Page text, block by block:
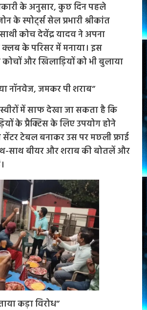
के अनुसार, कुछ दिन पहले
के स्पोर्ट्स सेल प्रभारी श्रीकांत
कोच देवेंद्र यादव ने अपना
क्लब के परिसर में मनाया। इस
और खिलाड़ियों को भी बुलाया
नॉनवेज, जमकर पी शराब”
में साफ देखा जा सकता है कि
के प्रैक्टिस के लिए उपयोग होने
टेबल बनाकर उस पर मछली फ्राई
साथ बीयर और शराब की बोतलें और
कड़ा विरोध”